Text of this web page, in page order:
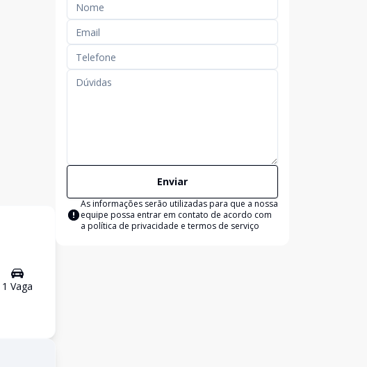
1 Vaga
Enviar
As informações serão utilizadas para que a nossa
equipe possa entrar em contato de acordo com
a política de privacidade e termos de serviço